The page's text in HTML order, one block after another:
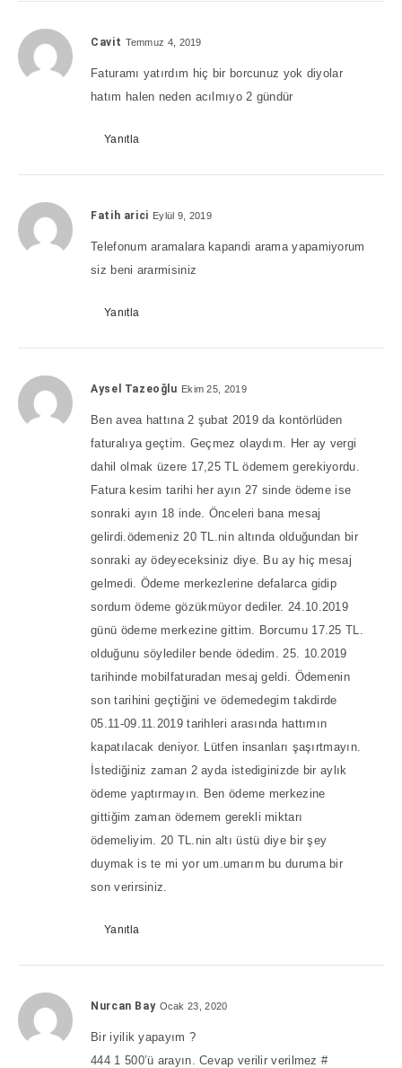
Cavit Temmuz 4, 2019
Faturamı yatırdım hiç bir borcunuz yok diyolar
hatım halen neden acılmıyo 2 gündür
Yanıtla
Fatih arici Eylül 9, 2019
Telefonum aramalara kapandi arama yapamiyorum
siz beni ararmisiniz
Yanıtla
Aysel Tazeoğlu Ekim 25, 2019
Ben avea hattına 2 şubat 2019 da kontörlüden
faturalıya geçtim. Geçmez olaydım. Her ay vergi
dahil olmak üzere 17,25 TL ödemem gerekiyordu.
Fatura kesim tarihi her ayın 27 sinde ödeme ise
sonraki ayın 18 inde. Önceleri bana mesaj
gelirdi.ödemeniz 20 TL.nin altında olduğundan bir
sonraki ay ödeyeceksiniz diye. Bu ay hiç mesaj
gelmedi. Ödeme merkezlerine defalarca gidip
sordum ödeme gözükmüyor dediler. 24.10.2019
günü ödeme merkezine gittim. Borcumu 17.25 TL.
olduğunu söylediler bende ödedim. 25. 10.2019
tarihinde mobilfaturadan mesaj geldi. Ödemenin
son tarihini geçtiğini ve ödemedegim takdirde
05.11-09.11.2019 tarihleri arasında hattımın
kapatılacak deniyor. Lütfen insanları şaşırtmayın.
İstediğiniz zaman 2 ayda istediginizde bir aylık
ödeme yaptırmayın. Ben ödeme merkezine
gittiğim zaman ödemem gerekli miktarı
ödemeliyim. 20 TL.nin altı üstü diye bir şey
duymak is te mi yor um.umarım bu duruma bir
son verirsiniz.
Yanıtla
Nurcan Bay Ocak 23, 2020
Bir iyilik yapayım ?
444 1 500’ü arayın. Cevap verilir verilmez #